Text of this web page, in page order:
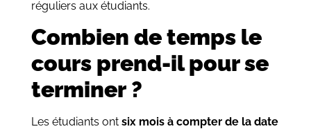
réguliers aux étudiants.
Combien de temps le
cours prend-il pour se
terminer ?
Les étudiants ont six mois à compter de la date